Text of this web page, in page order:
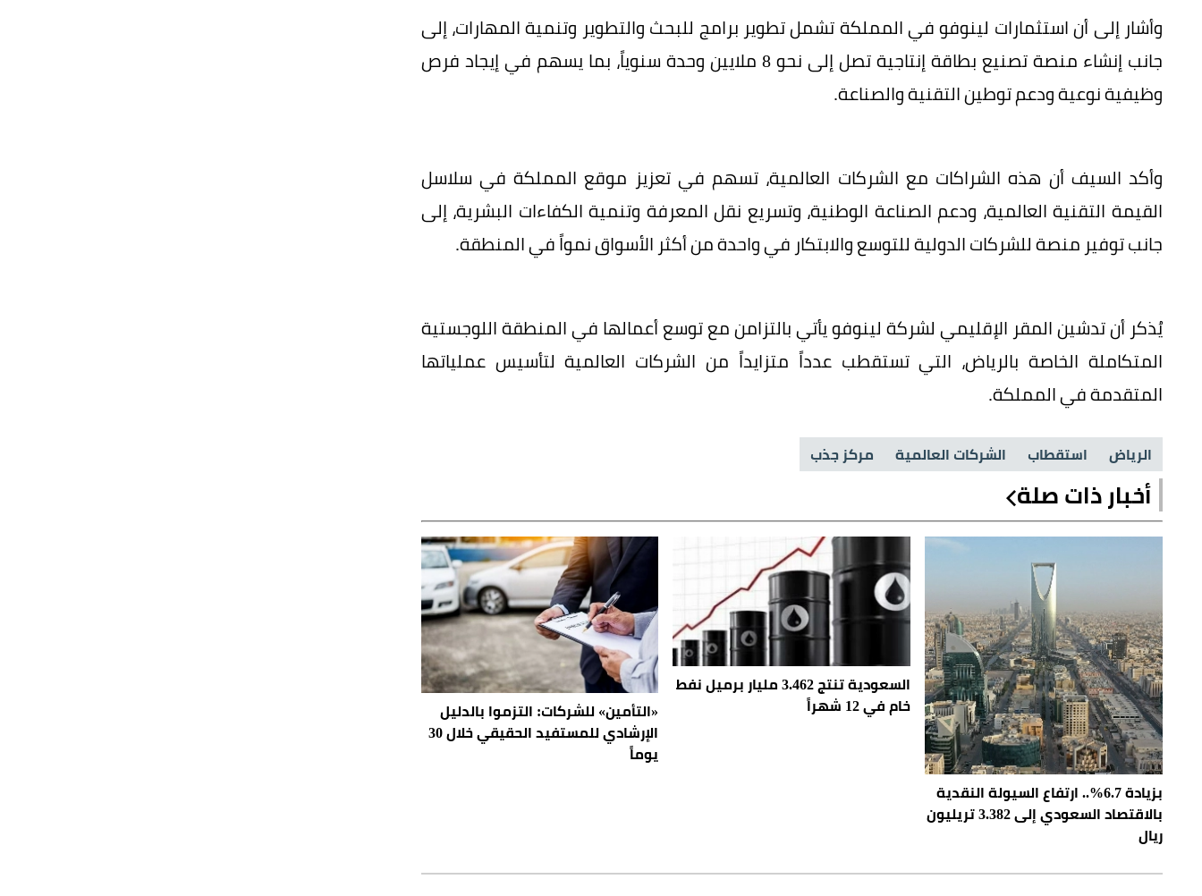
وأشار إلى أن استثمارات لينوفو في المملكة تشمل تطوير برامج للبحث والتطوير وتنمية المهارات، إلى
جانب إنشاء منصة تصنيع بطاقة إنتاجية تصل إلى نحو 8 ملايين وحدة سنوياً، بما يسهم في إيجاد فرص
وظيفية نوعية ودعم توطين التقنية والصناعة.
وأكد السيف أن هذه الشراكات مع الشركات العالمية، تسهم في تعزيز موقع المملكة في سلاسل
القيمة التقنية العالمية، ودعم الصناعة الوطنية، وتسريع نقل المعرفة وتنمية الكفاءات البشرية، إلى
جانب توفير منصة للشركات الدولية للتوسع والابتكار في واحدة من أكثر الأسواق نمواً في المنطقة.
يُذكر أن تدشين المقر الإقليمي لشركة لينوفو يأتي بالتزامن مع توسع أعمالها في المنطقة اللوجستية
المتكاملة الخاصة بالرياض، التي تستقطب عدداً متزايداً من الشركات العالمية لتأسيس عملياتها
المتقدمة في المملكة.
الرياض استقطاب الشركات العالمية مركز جذب
أخبار ذات صلة
بزيادة 6.7%.. ارتفاع السيولة النقدية
بالاقتصاد السعودي إلى 3.382 تريليون
ريال
السعودية تنتج 3.462 مليار برميل نفط
خام في 12 شهراً
«التأمين» للشركات: التزموا بالدليل
الإرشادي للمستفيد الحقيقي خلال 30
يوماً